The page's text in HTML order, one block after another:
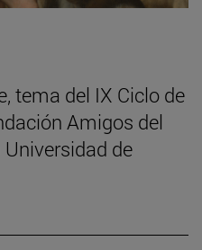
tema del IX Ciclo de
Amigos del
de